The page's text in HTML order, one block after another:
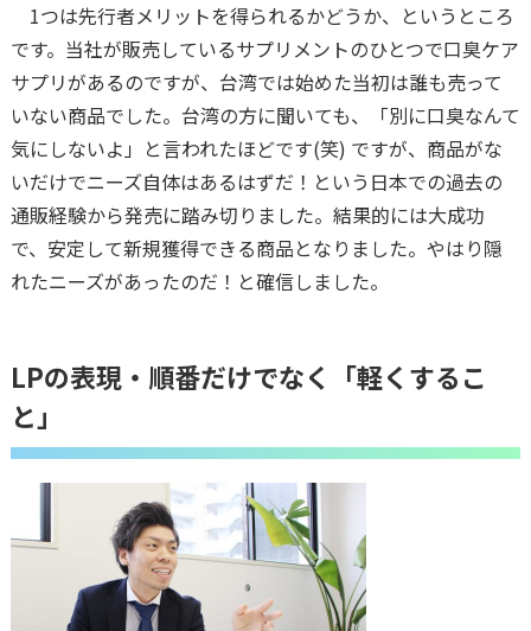
1つは先行者メリットを得られるかどうか、というところ
です。当社が販売しているサプリメントのひとつで口臭ケア
サプリがあるのですが、台湾では始めた当初は誰も売って
いない商品でした。台湾の方に聞いても、「別に口臭なんて
気にしないよ」と言われたほどです(笑) ですが、商品がな
いだけでニーズ自体はあるはずだ！という日本での過去の
通販経験から発売に踏み切りました。結果的には大成功
で、安定して新規獲得できる商品となりました。やはり隠
れたニーズがあったのだ！と確信しました。
LPの表現・順番だけでなく「軽くするこ
と」